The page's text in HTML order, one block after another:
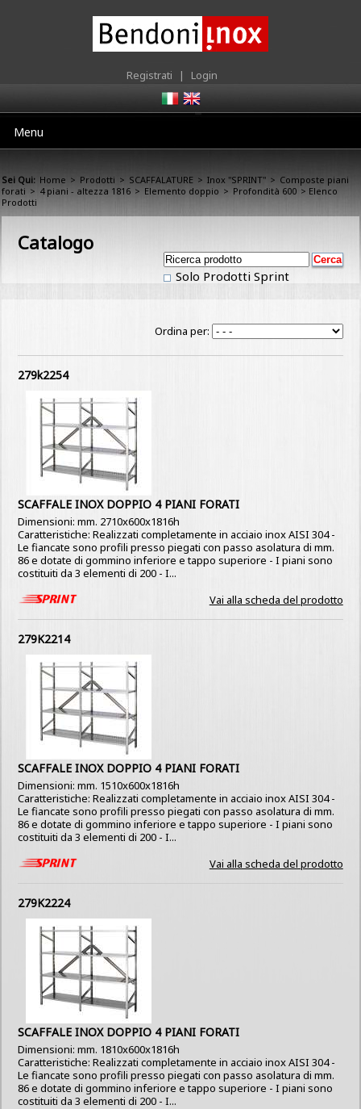
Registrati | Login
Menu
Sei Qui: Home > Prodotti > SCAFFALATURE > Inox "SPRINT" > Composte piani
forati > 4 piani - altezza 1816 > Elemento doppio > Profondità 600 > Elenco
Prodotti
Catalogo
Solo Prodotti Sprint
Ordina per:
279k2254
SCAFFALE INOX DOPPIO 4 PIANI FORATI
Dimensioni: mm. 2710x600x1816h
Caratteristiche: Realizzati completamente in acciaio inox AISI 304 -
Le fiancate sono profili presso piegati con passo asolatura di mm.
86 e dotate di gommino inferiore e tappo superiore - I piani sono
costituiti da 3 elementi di 200 - I...
Vai alla scheda del prodotto
279K2214
SCAFFALE INOX DOPPIO 4 PIANI FORATI
Dimensioni: mm. 1510x600x1816h
Caratteristiche: Realizzati completamente in acciaio inox AISI 304 -
Le fiancate sono profili presso piegati con passo asolatura di mm.
86 e dotate di gommino inferiore e tappo superiore - I piani sono
costituiti da 3 elementi di 200 - I...
Vai alla scheda del prodotto
279K2224
SCAFFALE INOX DOPPIO 4 PIANI FORATI
Dimensioni: mm. 1810x600x1816h
Caratteristiche: Realizzati completamente in acciaio inox AISI 304 -
Le fiancate sono profili presso piegati con passo asolatura di mm.
86 e dotate di gommino inferiore e tappo superiore - I piani sono
costituiti da 3 elementi di 200 - I...